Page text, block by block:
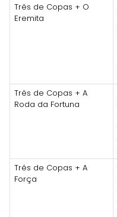
Três de Copas + O
Eremita
Três de Copas + A
Roda da Fortuna
Três de Copas + A
Força